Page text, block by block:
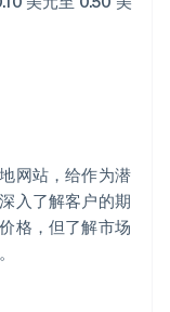
网站，给作为潜
入了解客户的期
格，但了解市场